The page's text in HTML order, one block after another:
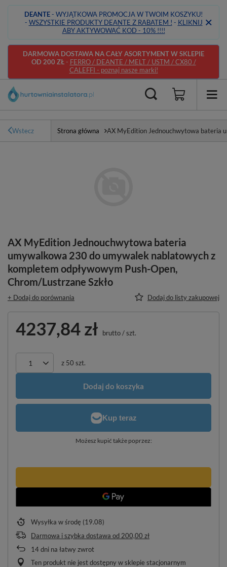
DEANTE- WYJĄTKOWA PROMOCJA W TWOIM KOSZYKU!
- WSZYSTKIE PRODUKTY DEANTE Z RABATEM ! - KLIKNIJ
ABY AKTYWOWAĆ KOD - 10% !!!!
DARMOWA DOSTAWA NA CAŁY ASORTYMENT W SKLEPIE
OD 200 ZŁ- FERRO / DEANTE / MELT / USTM / CX80 /
CALEFFI - poznaj nasze marki!
Wstecz Strona główna AX MyEdition Jednouchwytowa bateria
AX MyEdition Jednouchwytowa bateria
umywalkowa 230 do umywalek nablatowych z
kompletem odpływowym Push-Open,
Chrom/Lustrzane Szkło
+ Dodaj do porównania Dodaj do listy zakupowej
4237,84 zł brutto/szt.
z 50 szt.
Dodaj do koszyka
Możesz kupić także poprzez:
Wysyłka w środę (19.08)
Darmowa i szybka dostawa od 200,00 zł
14dni na łatwy zwrot
Ten produkt nie jest dostępny w sklepie stacjonarnym